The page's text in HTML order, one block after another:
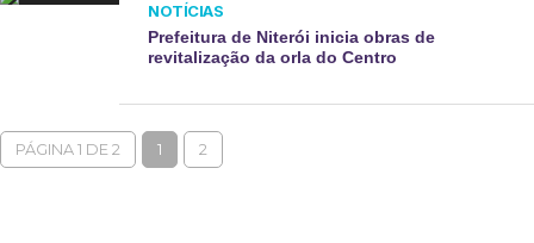
NOTÍCIAS
Prefeitura de Niterói inicia obras de
revitalização da orla do Centro
PÁGINA 1 DE 2 1 2